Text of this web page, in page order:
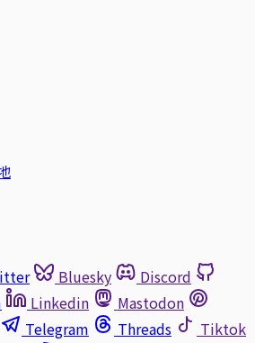
Bluesky
Discord
Linkedin
Mastodon
Telegram Threads
Tiktok